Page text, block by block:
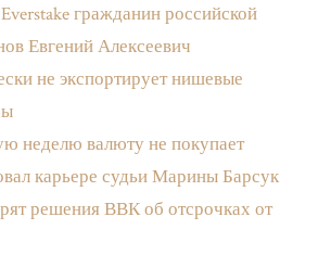
гражданин российской
Евгений Алексеевич
не экспортирует нишевые
неделю валюту не покупает
карьере судьи Марины Барсук
решения ВВК об отсрочках от